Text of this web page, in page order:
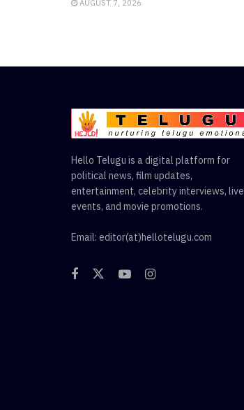
AUGUST 7, 2026
Hello Telugu is a digital platform for
political news, film updates,
entertainment, celebrity interviews, live
events, and movie promotions.
Email: editor(at)hellotelugu.com